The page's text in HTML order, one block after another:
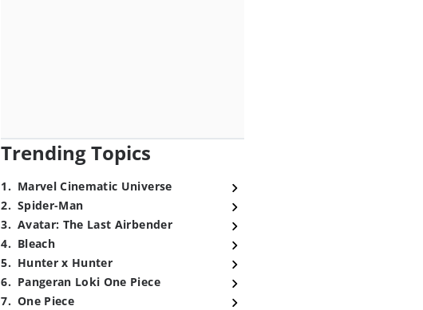
Trending Topics
1. Marvel Cinematic Universe
2. Spider-Man
3. Avatar: The Last Airbender
4. Bleach
5. Hunter x Hunter
6. Pangeran Loki One Piece
7. One Piece